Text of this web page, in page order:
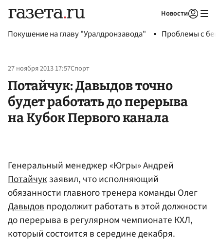
Новости
Покушение на главу "Уралдронзавода" Проблемы с
27 ноября 2013 17:57Спорт
Потайчук: Давыдов точно
будет работать до перерыва
на Кубок Первого канала
Генеральный менеджер «Югры» Андрей
Потайчукзаявил, что исполняющий
обязанности главного тренера команды Олег
Давыдовпродолжит работать в этой должности
до перерыва в регулярном чемпионате КХЛ,
который состоится в середине декабря.